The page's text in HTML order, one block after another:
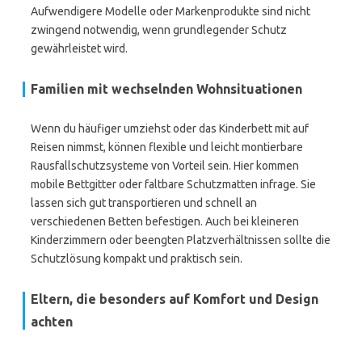
Aufwendigere Modelle oder Markenprodukte sind nicht
zwingend notwendig, wenn grundlegender Schutz
gewährleistet wird.
Familien mit wechselnden Wohnsituationen
Wenn du häufiger umziehst oder das Kinderbett mit auf
Reisen nimmst, können flexible und leicht montierbare
Rausfallschutzsysteme von Vorteil sein. Hier kommen
mobile Bettgitter oder faltbare Schutzmatten infrage. Sie
lassen sich gut transportieren und schnell an
verschiedenen Betten befestigen. Auch bei kleineren
Kinderzimmern oder beengten Platzverhältnissen sollte die
Schutzlösung kompakt und praktisch sein.
Eltern, die besonders auf Komfort und Design
achten